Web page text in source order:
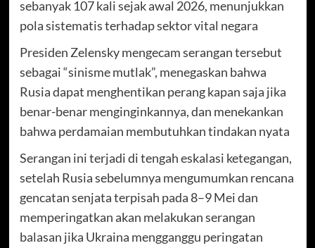
sebanyak 107 kali sejak awal 2026, menunjukkan
pola sistematis terhadap sektor vital negara
Presiden Zelensky mengecam serangan tersebut
sebagai “sinisme mutlak”, menegaskan bahwa
Rusia dapat menghentikan perang kapan saja jika
benar-benar menginginkannya, dan menekankan
bahwa perdamaian membutuhkan tindakan nyata
Serangan ini terjadi di tengah eskalasi ketegangan,
setelah Rusia sebelumnya mengumumkan rencana
gencatan senjata terpisah pada 8–9 Mei dan
memperingatkan akan melakukan serangan
balasan jika Ukraina mengganggu peringatan